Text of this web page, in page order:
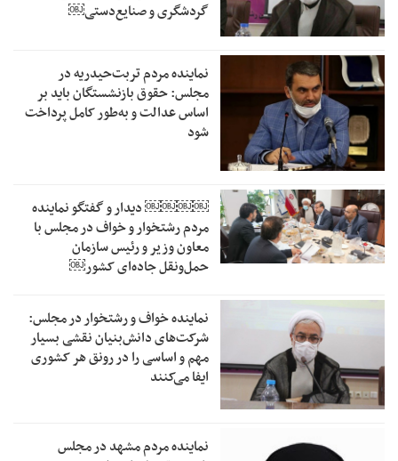
گردشگری و صنایع‌دستی￼
نماینده مردم تربت‌حیدریه در
مجلس: حقوق بازنشستگان باید بر
اساس عدالت و به‌طور کامل پرداخت
شود
￼￼￼￼‏ دیدار و گفتگو نماینده
مردم رشتخوار و خواف در مجلس با
معاون وزیر و رئیس سازمان
حمل‌ونقل جاده‌ای کشور￼
نماینده خواف و رشتخوار در مجلس:
شرکت‌های دانش‌بنیان نقشی بسیار
مهم و اساسی را در رونق هر کشوری
ایفا می‌کنند
نماینده مردم مشهد در مجلس